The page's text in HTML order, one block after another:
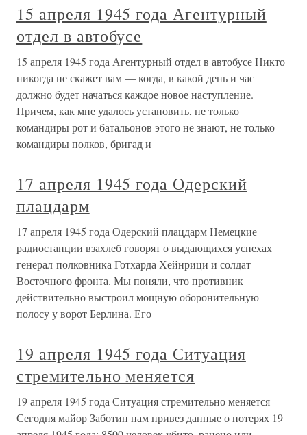
15 апреля 1945 года Агентурный
отдел в автобусе
15 апреля 1945 года Агентурный отдел в автобусе Никто
никогда не скажет вам — когда, в какой день и час
должно будет начаться каждое новое наступление.
Причем, как мне удалось установить, не только
командиры рот и батальонов этого не знают, не только
командиры полков, бригад и
17 апреля 1945 года Одерский
плацдарм
17 апреля 1945 года Одерский плацдарм Немецкие
радиостанции взахлеб говорят о выдающихся успехах
генерал-полковника Готхарда Хейнрици и солдат
Восточного фронта. Мы поняли, что противник
действительно выстроил мощную оборонительную
полосу у ворот Берлина. Его
19 апреля 1945 года Ситуация
стремительно меняется
19 апреля 1945 года Ситуация стремительно меняется
Сегодня майор Заботин нам привез данные о потерях 19